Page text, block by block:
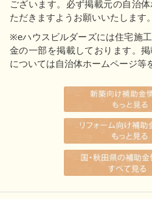
ございます。必ず掲載元の自治
ただきますようお願いいたします。
※eハウスビルダーズには住宅施
金の一部を掲載しております。
については自治体ホームページ等